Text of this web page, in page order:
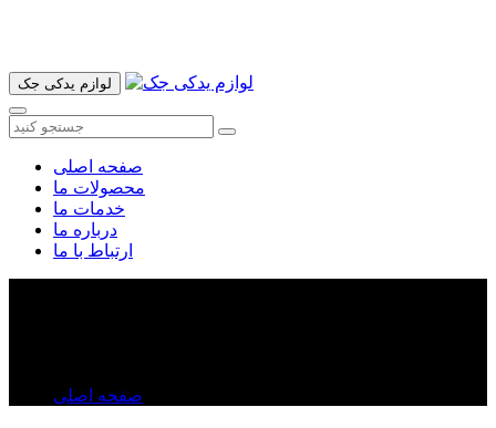
لوازم یدکی جک
صفحه اصلی
محصولات ما
خدمات ما
درباره ما
ارتباط با ما
صفحه اصلی